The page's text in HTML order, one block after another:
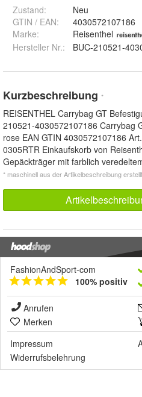
Zustand:
Neu
GTIN / EAN:
4030572107186
Marke:
Reisenthel
Hersteller Nr.:
BUC-210521-
Kurzbeschreibung *
REISENTHEL Carrybag GT
210521-4030572107186 Carrybag
rose EAN GTIN 4030572107186
0305RTR Einkaufskorb von
Gepäckträger mit farblich
* maschinell aus der Artikelbeschreibung erstellt
FashionAndSport-com
100% positiv
Anrufen
Merken
Impressum
Widerrufsbelehrung